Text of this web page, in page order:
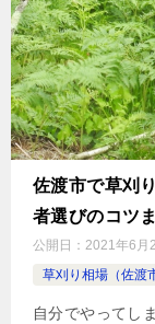
佐渡市で草刈
者選びのコツ
公開日： 2021年6月
草刈り相場（佐渡
自分でやってし